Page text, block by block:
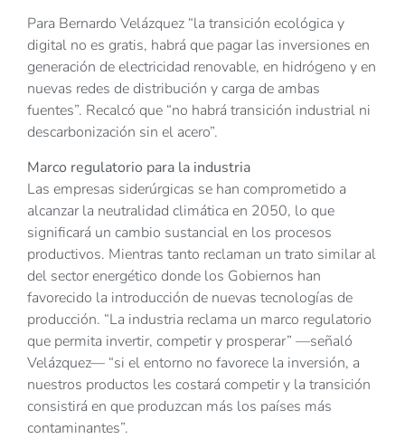
Para Bernardo Velázquez “la transición ecológica y
digital no es gratis, habrá que pagar las inversiones en
generación de electricidad renovable, en hidrógeno y en
nuevas redes de distribución y carga de ambas
fuentes”. Recalcó que “no habrá transición industrial ni
descarbonización sin el acero”.
Marco regulatorio para la industria
Las empresas siderúrgicas se han comprometido a
alcanzar la neutralidad climática en 2050, lo que
significará un cambio sustancial en los procesos
productivos. Mientras tanto reclaman un trato similar al
del sector energético donde los Gobiernos han
favorecido la introducción de nuevas tecnologías de
producción. “La industria reclama un marco regulatorio
que permita invertir, competir y prosperar” —señaló
Velázquez— “si el entorno no favorece la inversión, a
nuestros productos les costará competir y la transición
consistirá en que produzcan más los países más
contaminantes”.